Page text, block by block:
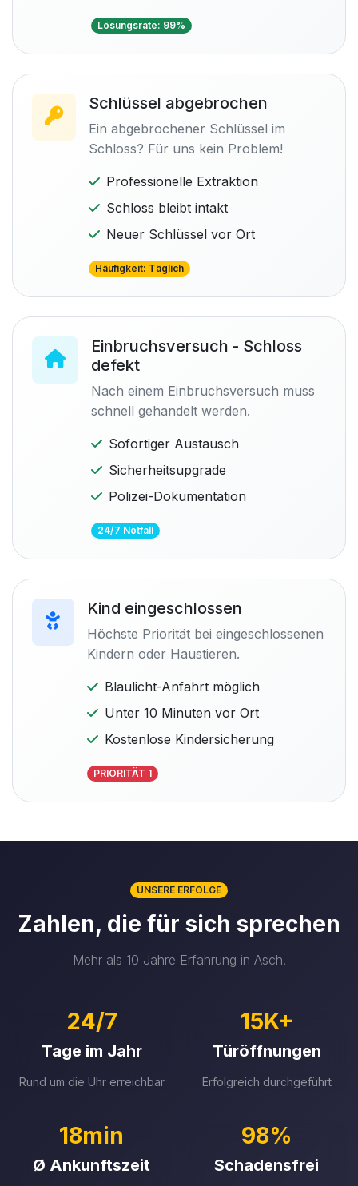
Lösungsrate: 99%
Schlüssel abgebrochen
Ein abgebrochener Schlüssel im
Schloss? Für uns kein Problem!
Professionelle Extraktion
Schloss bleibt intakt
Neuer Schlüssel vor Ort
Häufigkeit: Täglich
Einbruchsversuch - Schloss
defekt
Nach einem Einbruchsversuch muss
schnell gehandelt werden.
Sofortiger Austausch
Sicherheitsupgrade
Polizei-Dokumentation
24/7 Notfall
Kind eingeschlossen
Höchste Priorität bei eingeschlossenen
Kindern oder Haustieren.
Blaulicht-Anfahrt möglich
Unter 10 Minuten vor Ort
Kostenlose Kindersicherung
PRIORITÄT 1
UNSERE ERFOLGE
Zahlen, die für sich sprechen
Mehr als 10 Jahre Erfahrung in Asch.
24/7
Tage im Jahr
Rund um die Uhr erreichbar
15K+
Türöffnungen
Erfolgreich durchgeführt
18min
Ø Ankunftszeit
98%
Schadensfrei